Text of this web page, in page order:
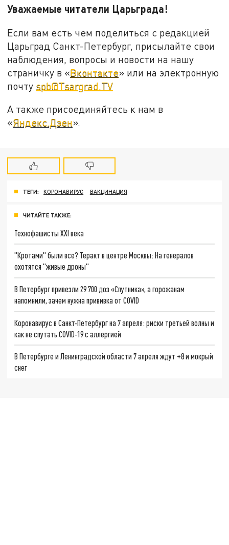
Уважаемые читатели Царьграда!
Если вам есть чем поделиться с редакцией
Царьград Санкт-Петербург, присылайте свои
наблюдения, вопросы и новости на нашу
страничку в «Вконтакте» или на электронную
почту spb@Tsargrad.TV
А также присоединяйтесь к нам в
«Яндекс.Дзен».
ТЕГИ: КОРОНАВИРУС ВАКЦИНАЦИЯ
ЧИТАЙТЕ ТАКЖЕ:
Технофашисты XXI века
"Кротами" были все? Теракт в центре Москвы: На генералов
охотятся "живые дроны"
В Петербург привезли 29 700 доз «Спутника», а горожанам
напомнили, зачем нужна прививка от COVID
Коронавирус в Санкт-Петербург на 7 апреля: риски третьей волны и
как не спутать COVID-19 с аллергией
В Петербурге и Ленинградской области 7 апреля ждут +8 и мокрый
снег